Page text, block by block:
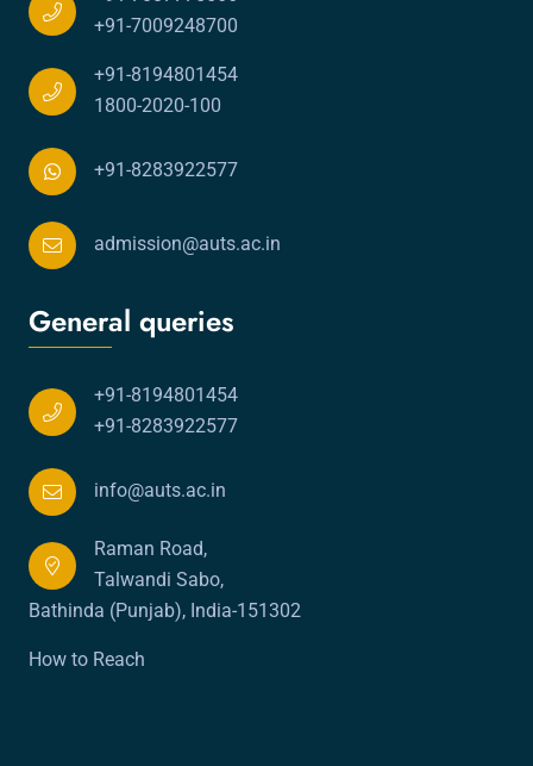
+91-7009248700
+91-8194801454
1800-2020-100
+91-8283922577
admission@auts.ac.in
General queries
+91-8194801454
+91-8283922577
info@auts.ac.in
Raman Road,
Talwandi Sabo,
Bathinda (Punjab), India-151302
How to Reach